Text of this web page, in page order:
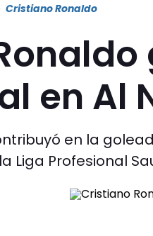
Cristiano Ronaldo
en Al
en la
Liga Profesional